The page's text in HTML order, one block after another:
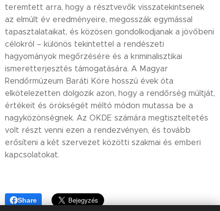
teremtett arra, hogy a résztvevők visszatekintsenek
az elmúlt év eredményeire, megosszák egymással
tapasztalataikat, és közösen gondolkodjanak a jövőbeni
célokról – különös tekintettel a rendészeti
hagyományok megőrzésére és a kriminalisztikai
ismeretterjesztés támogatására. A Magyar
Rendőrmúzeum Baráti Köre hosszú évek óta
elkötelezetten dolgozik azon, hogy a rendőrség múltját,
értékeit és örökségét méltó módon mutassa be a
nagyközönségnek. Az OKDE számára megtiszteltetés
volt részt venni ezen a rendezvényen, és tovább
erősíteni a két szervezet közötti szakmai és emberi
kapcsolatokat.
Share